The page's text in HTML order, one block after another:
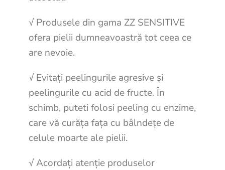
√ Produsele din gama ZZ SENSITIVE
ofera pielii dumneavoastră tot ceea ce
are nevoie.
√ Evitați peelingurile agresive și
peelingurile cu acid de fructe. În
schimb, puteti folosi peeling cu enzime,
care vă curăța fața cu bâlndețe de
celule moarte ale pielii.
√ Acordați atenție produselor